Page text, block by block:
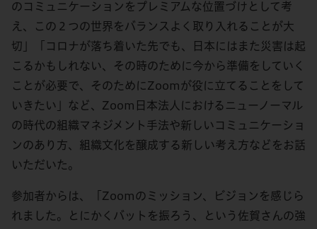
のコミュニケーションをプレミアムな位置づけとして考
え、この２つの世界をバランスよく取り入れることが大
切」「コロナが落ち着いた先でも、日本にはまた災害は起
こるかもしれない、その時のために今から準備をしていく
ことが必要で、そのためにZoomが役に立てることをして
いきたい」など、Zoom日本法人におけるニューノーマル
の時代の組織マネジメント手法や新しいコミュニケーショ
ンのあり方、組織文化を醸成する新しい考え方などをお話
いただいた。
参加者からは、「Zoomのミッション、ビジョンを感じら
れました。とにかくバットを振ろう、という佐賀さんの強